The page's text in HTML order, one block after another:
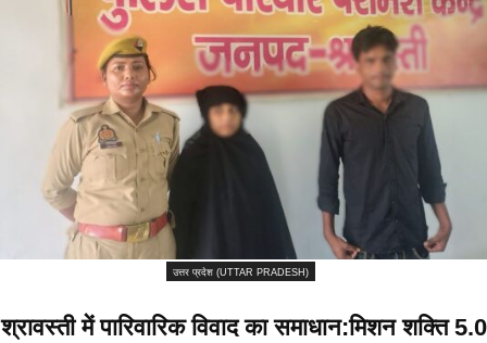
उत्तर प्रदेश (UTTAR PRADESH)
श्रावस्ती में पारिवारिक विवाद का समाधान:मिशन शक्ति 5.0